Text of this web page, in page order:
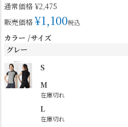
通常価格 ¥2,475
販売価格 ¥1,100税込
カラー サイズ
グレー
S
M
在庫切れ
L
在庫切れ